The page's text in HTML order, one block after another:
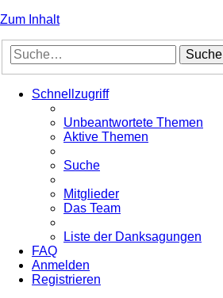
Zum Inhalt
Suche
Schnellzugriff
Unbeantwortete Themen
Aktive Themen
Suche
Mitglieder
Das Team
Liste der Danksagungen
FAQ
Anmelden
Registrieren